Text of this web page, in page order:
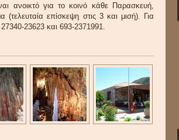
ανοικτό για το κοινό κάθε Παρασκευή,
επίσκεψη στις 3 και μισή). Για
23623 και 693-2371991.